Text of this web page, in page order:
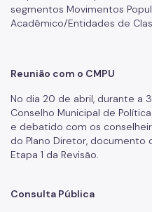
segmentos Movimentos
Acadêmico/Entidades de
Reunião com o CMPU
No dia 20 de abril, durante a
Conselho Municipal de
e debatido com os
do Plano Diretor, documento
Etapa 1 da Revisão.
Consulta Pública